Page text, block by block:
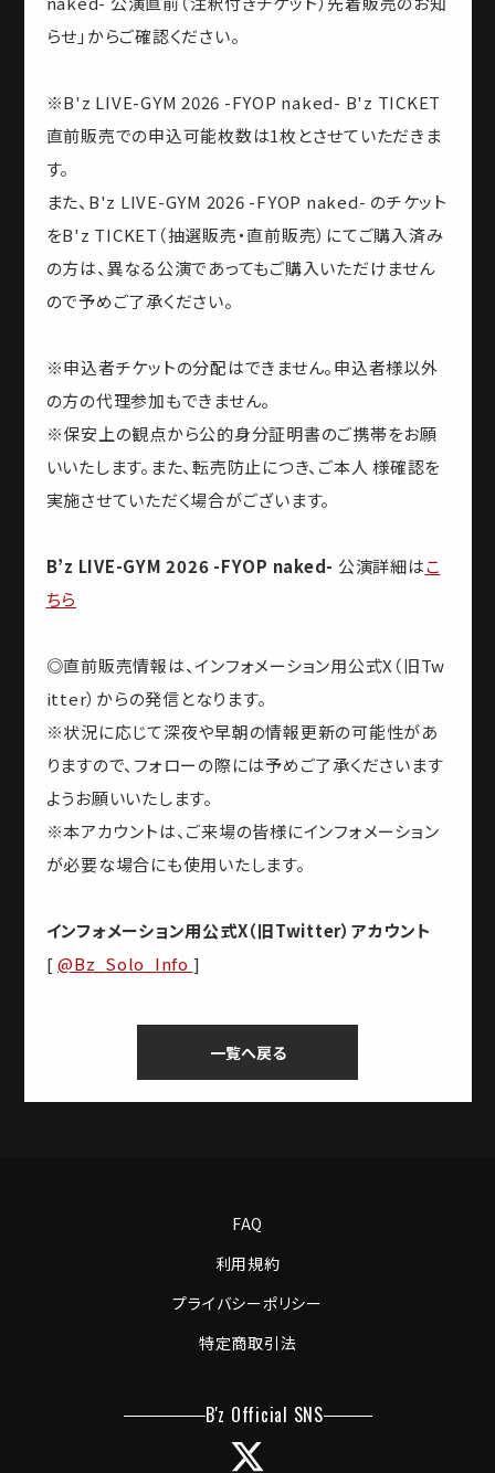
らせ」からご確認ください。
※B'z LIVE-GYM 2026 -FYOP naked- B'z TICKET
直前販売での申込可能枚数は1枚とさせていただきま
す。
また、B'z LIVE-GYM 2026 -FYOP naked- のチケット
をB'z TICKET（抽選販売・直前販売）にてご購入済み
の方は、異なる公演であってもご購入いただけません
ので予めご了承ください。
※申込者チケットの分配はできません。申込者様以外
の方の代理参加もできません。
※保安上の観点から公的身分証明書のご携帯をお願
いいたします。また、転売防止につき、ご本人 様確認を
実施させていただく場合がございます。
B’z LIVE-GYM 2026 -FYOP naked- 公演詳細はこ
ちら
◎直前販売情報は、インフォメーション用公式X（旧Tw
itter）からの発信となります。
※状況に応じて深夜や早朝の情報更新の可能性があ
りますので、フォローの際には予めご了承くださいます
ようお願いいたします。
※本アカウントは、ご来場の皆様にインフォメーション
が必要な場合にも使用いたします。
インフォメーション用公式X（旧Twitter）アカウント
[ @Bz_Solo_Info ]
一覧へ戻る
FAQ
利用規約
プライバシーポリシー
特定商取引法